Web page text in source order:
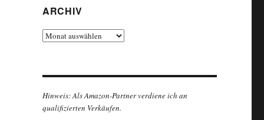
ARCHIV
Archiv
Hinweis: Als Amazon-Partner verdiene ich an
qualifizierten Verkäufen.